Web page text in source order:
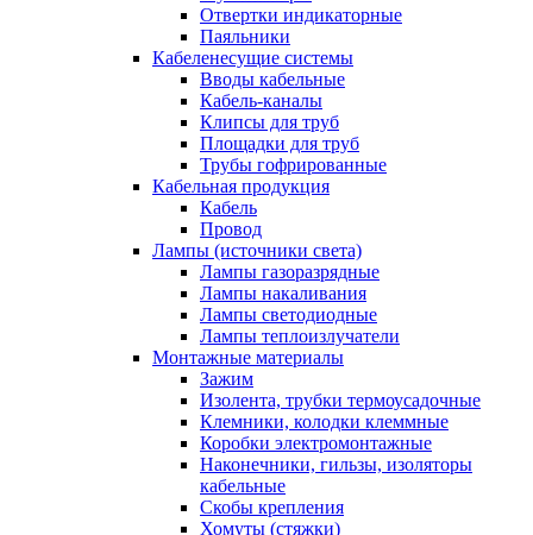
Отвертки индикаторные
Паяльники
Кабеленесущие системы
Вводы кабельные
Кабель-каналы
Клипсы для труб
Площадки для труб
Трубы гофрированные
Кабельная продукция
Кабель
Провод
Лампы (источники света)
Лампы газоразрядные
Лампы накаливания
Лампы светодиодные
Лампы теплоизлучатели
Монтажные материалы
Зажим
Изолента, трубки термоусадочные
Клемники, колодки клеммные
Коробки электромонтажные
Наконечники, гильзы, изоляторы
кабельные
Скобы крепления
Хомуты (стяжки)